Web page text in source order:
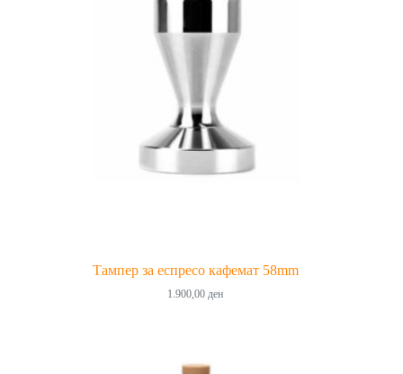
Тампер за еспресо кафемат 58mm
1.900,00ден